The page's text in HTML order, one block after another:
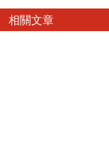
相關文章